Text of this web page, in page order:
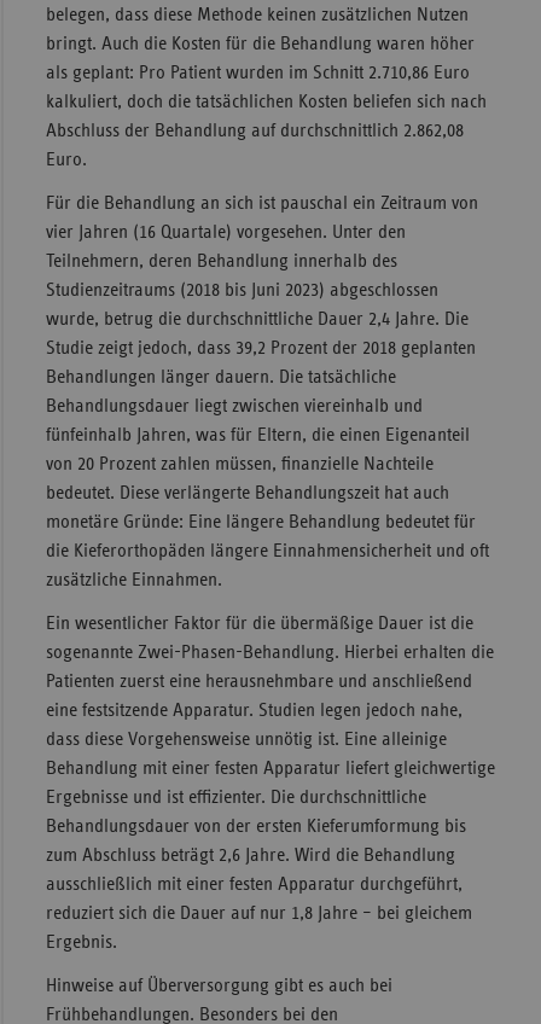
belegen, dass diese Methode keinen zusätzlichen Nutzen
bringt. Auch die Kosten für die Behandlung waren höher
als geplant: Pro Patient wurden im Schnitt 2.710,86 Euro
kalkuliert, doch die tatsächlichen Kosten beliefen sich nach
Abschluss der Behandlung auf durchschnittlich 2.862,08
Euro.
Für die Behandlung an sich ist pauschal ein Zeitraum von
vier Jahren (16 Quartale) vorgesehen. Unter den
Teilnehmern, deren Behandlung innerhalb des
Studienzeitraums (2018 bis Juni 2023) abgeschlossen
wurde, betrug die durchschnittliche Dauer 2,4 Jahre. Die
Studie zeigt jedoch, dass 39,2 Prozent der 2018 geplanten
Behandlungen länger dauern. Die tatsächliche
Behandlungsdauer liegt zwischen viereinhalb und
fünfeinhalb Jahren, was für Eltern, die einen Eigenanteil
von 20 Prozent zahlen müssen, finanzielle Nachteile
bedeutet. Diese verlängerte Behandlungszeit hat auch
monetäre Gründe: Eine längere Behandlung bedeutet für
die Kieferorthopäden längere Einnahmensicherheit und oft
zusätzliche Einnahmen.
Ein wesentlicher Faktor für die übermäßige Dauer ist die
sogenannte Zwei-Phasen-Behandlung. Hierbei erhalten die
Patienten zuerst eine herausnehmbare und anschließend
eine festsitzende Apparatur. Studien legen jedoch nahe,
dass diese Vorgehensweise unnötig ist. Eine alleinige
Behandlung mit einer festen Apparatur liefert gleichwertige
Ergebnisse und ist effizienter. Die durchschnittliche
Behandlungsdauer von der ersten Kieferumformung bis
zum Abschluss beträgt 2,6 Jahre. Wird die Behandlung
ausschließlich mit einer festen Apparatur durchgeführt,
reduziert sich die Dauer auf nur 1,8 Jahre – bei gleichem
Ergebnis.
Hinweise auf Überversorgung gibt es auch bei
Frühbehandlungen. Besonders bei den